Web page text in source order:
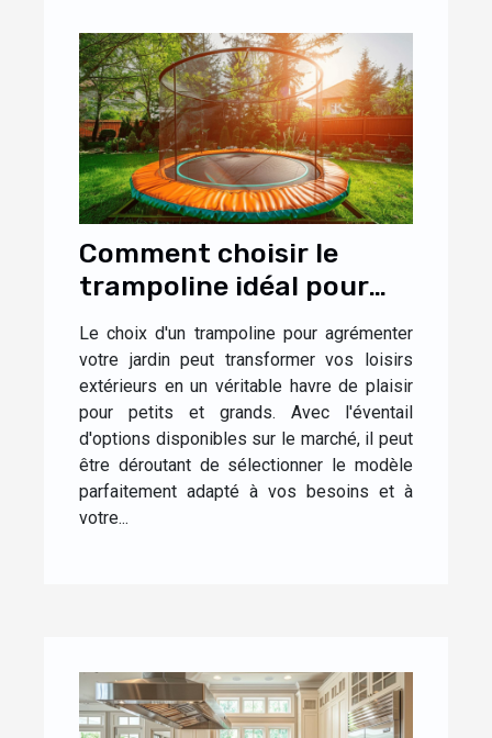
Comment choisir le
trampoline idéal pour
votre jardin
Le choix d'un trampoline pour agrémenter
votre jardin peut transformer vos loisirs
extérieurs en un véritable havre de plaisir
pour petits et grands. Avec l'éventail
d'options disponibles sur le marché, il peut
être déroutant de sélectionner le modèle
parfaitement adapté à vos besoins et à
votre...